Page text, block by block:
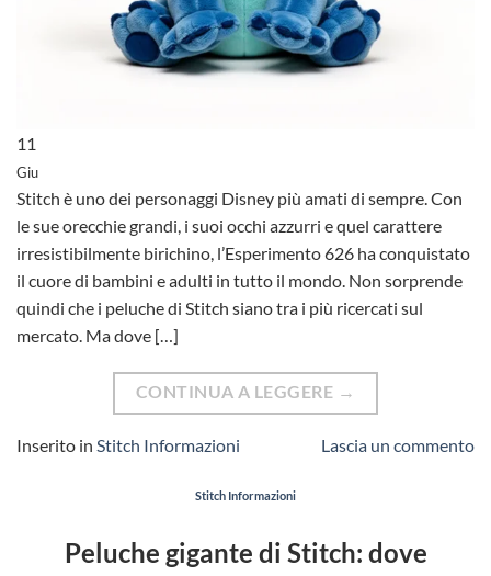
11
Giu
Stitch è uno dei personaggi Disney più amati di sempre. Con
le sue orecchie grandi, i suoi occhi azzurri e quel carattere
irresistibilmente birichino, l’Esperimento 626 ha conquistato
il cuore di bambini e adulti in tutto il mondo. Non sorprende
quindi che i peluche di Stitch siano tra i più ricercati sul
mercato. Ma dove […]
CONTINUA A LEGGERE →
Inserito in Stitch Informazioni Lascia un commento
Stitch Informazioni
Peluche gigante di Stitch: dove